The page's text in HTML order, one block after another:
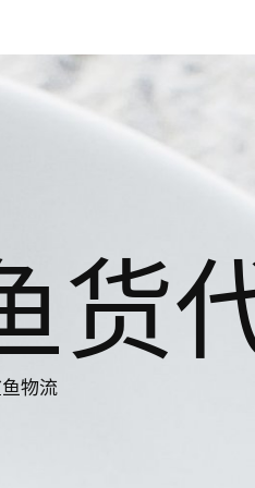
货
物流